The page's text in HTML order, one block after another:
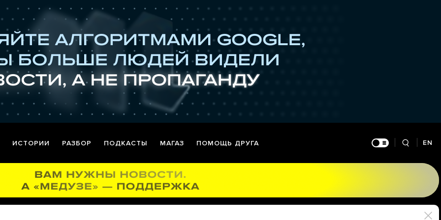
ИСТОРИИ РАЗБОР ПОДКАСТЫ МАГАЗ ПОМОЩЬ ДРУГА EN